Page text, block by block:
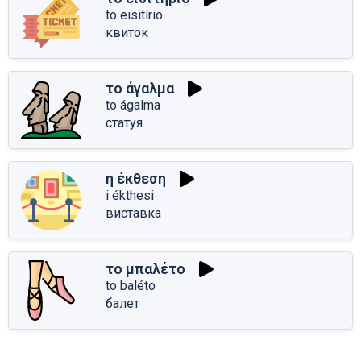
to eisitírio
квиток
το άγαλμα
to ágalma
статуя
η έκθεση
i ékthesi
виставка
το μπαλέτο
to baléto
балет